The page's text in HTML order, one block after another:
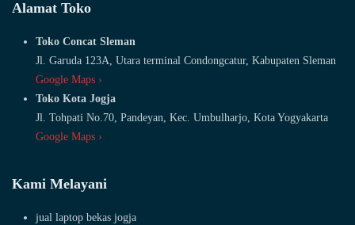
Alamat Toko
Toko Concat Sleman
Jl. Garuda 123A, Utara terminal Condongcatur, Kabupaten Sleman
Google Maps ›
Toko Kota Jogja
Jl. Tohpati No.70, Pandeyan, Kec. Umbulharjo, Kota Yogyakarta
Google Maps ›
Kami Melayani
jual laptop bekas jogja